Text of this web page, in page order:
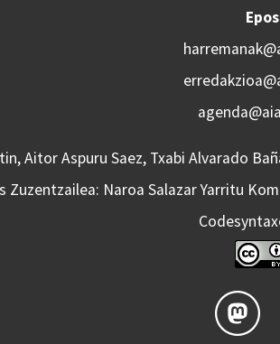
Aitor Aspuru Saez, Txabi Alvarado
Zuzentzailea: Naroa Salazar Yarritu